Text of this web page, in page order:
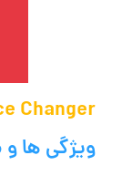
Changer
ویژگی‌ ها